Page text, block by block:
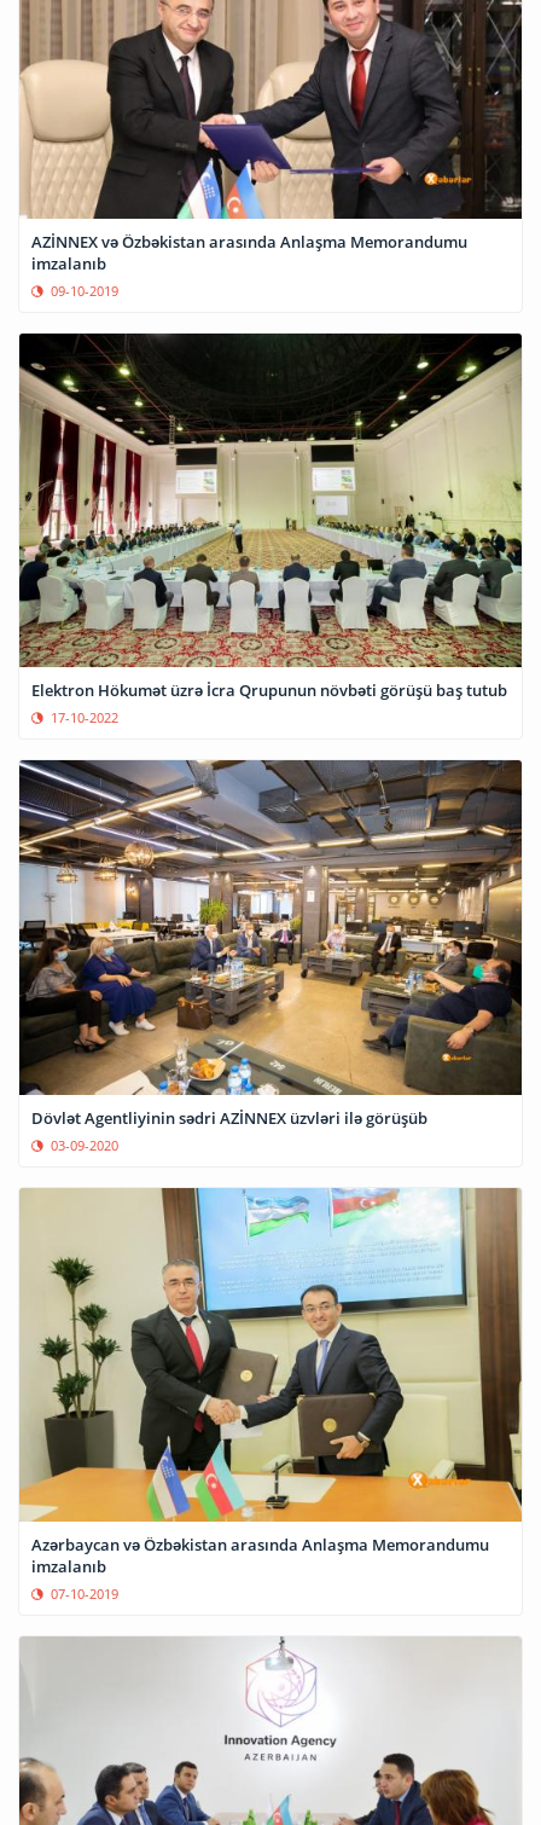
AZİNNEX və Özbəkistan arasında Anlaşma Memorandumu
imzalanıb
09-10-2019
Elektron Hökumət üzrə İcra Qrupunun növbəti görüşü baş tutub
17-10-2022
Dövlət Agentliyinin sədri AZİNNEX üzvləri ilə görüşüb
03-09-2020
Azərbaycan və Özbəkistan arasında Anlaşma Memorandumu
imzalanıb
07-10-2019